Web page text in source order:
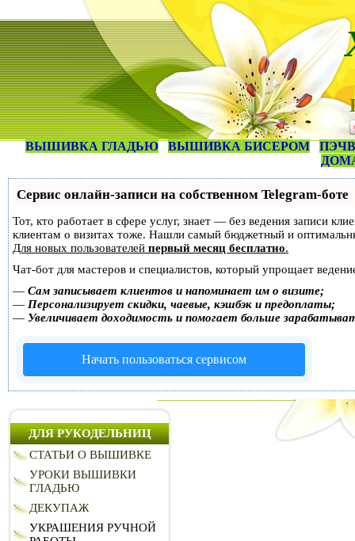
ВЫШИВКА ГЛАДЬЮ ВЫШИВКА БИСЕРОМ
Сервис онлайн-записи на собственном Telegram-боте
Тот, кто работает в сфере услуг, знает — без ведения записи
клиентам о визитах тоже. Нашли самый бюджетный и
Для новых пользователей первый месяц бесплатно.
Чат-бот для мастеров и специалистов, который упрощает
— Сам записывает клиентов и напоминает им о визите;
— Персонализирует скидки, чаевые, кэшбэк и предоплаты;
— Увеличивает доходимость и помогает больше
Начать пользоваться сервисом
ДЛЯ РУКОДЕЛЬНИЦ
СТАТЬИ О ВЫШИВКЕ
УРОКИ ВЫШИВКИ
ГЛАДЬЮ
ДЕКУПАЖ
УКРАШЕНИЯ РУЧНОЙ